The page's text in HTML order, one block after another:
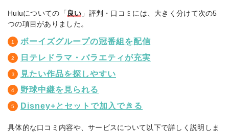
Huluについての「 良い 」評判・口コミには、大きく分けて次の5
つの項目がありました。
ボーイズグループの冠番組を配信
日テレドラマ・バラエティが充実
見たい作品を探しやすい
野球中継を見られる
Disney+とセットで加入できる
具体的な口コミ内容や、サービスについて以下で詳しく説明しま